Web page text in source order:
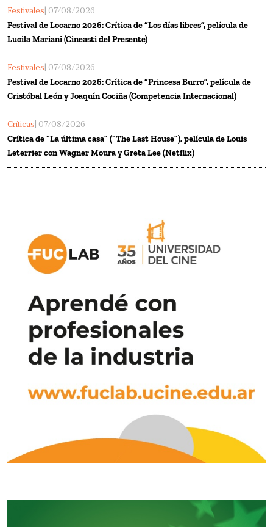
Festivales | 07/08/2026
Festival de Locarno 2026: Crítica de “Los días libres”, película de
Lucila Mariani (Cineasti del Presente)
Festivales | 07/08/2026
Festival de Locarno 2026: Crítica de “Princesa Burro”, película de
Cristóbal León y Joaquín Cociña (Competencia Internacional)
Críticas | 07/08/2026
Crítica de “La última casa” (“The Last House”), película de Louis
Leterrier con Wagner Moura y Greta Lee (Netflix)